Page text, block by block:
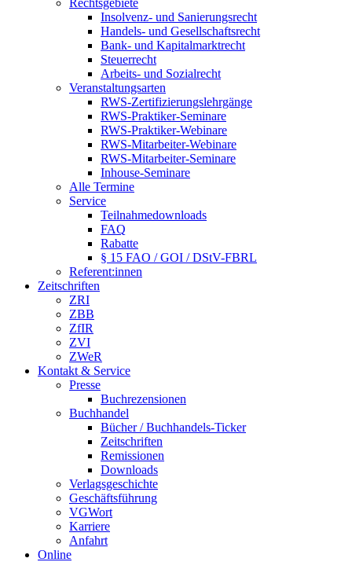
Insolvenz- und Sanierungsrecht
Handels- und Gesellschaftsrecht
Bank- und Kapitalmarktrecht
Steuerrecht
Arbeits- und Sozialrecht
Veranstaltungsarten
RWS-Zertifizierungslehrgänge
RWS-Praktiker-Seminare
RWS-Praktiker-Webinare
RWS-Mitarbeiter-Webinare
RWS-Mitarbeiter-Seminare
Inhouse-Seminare
Alle Termine
Service
Teilnahmedownloads
FAQ
Rabatte
§ 15 FAO / GOI / DStV-FBRL
Referent:innen
Zeitschriften
ZRI
ZBB
ZfIR
ZVI
ZWeR
Kontakt & Service
Presse
Buchrezensionen
Buchhandel
Bücher / Buchhandels-Ticker
Zeitschriften
Remissionen
Downloads
Verlagsgeschichte
Geschäftsführung
VGWort
Karriere
Anfahrt
Online